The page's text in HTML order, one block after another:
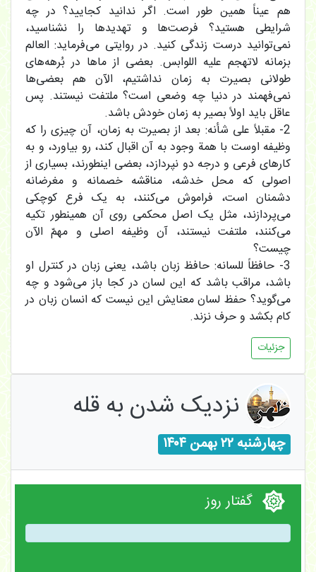
هم عیناً همین طور است. اگر ندانید کجایید؟ در چه
شرایطی هستید؟ فرصت‌ها و تهدید‌ها را نشناسید،
نمی‌توانید درست زندگی کنید. در روایتی می‌فرماید: العالم
بزمانه لاتهجم علیه اللوابس. بعضی از ماها در بُرهه‌های
طولانی بصیرت به زمان نداشتیم، الآن هم بعضی‌ها
نمی‌فهمند در دنیا چه وضعی است؟ ملتفت نیستند. پس
عاقل باید اولاً بصیر به زمان خودش باشد.
2- مقبلاً علی شأنه: بعد از بصیرت به زمان، آن چیزی را که
وظیفه اوست با همة وجود به آن اقبال کند، رو بیاورد، و به
کارهای فرعی و درجه دو نپردازد، بعضی اینطورند، بسیاری از
اصولی که محل خدشه، مناقشه خصمانه و مغرضانه
دشمنان است، فراموش می‌کنند، به یک فرع کوچکی
می‌پردازند، مثل یک اصل محکمی روی آن همینطور تکیه
می‌کنند، ملتفت نیستند، آن وظیفه اصلی و مهمّ الآن
چیست؟
3- حافظاً للسانه: حافظ زبان باشد، یعنی زبان در کنترل او
باشد، مراقب باشد که این لسان در کجا باز می‌شود و چه
می‌گوید؟ حفظ لسان معنایش این نیست که انسان زبان در
کام بکشد و حرف نزند.
جزئیات
نزدیک شدن به قله
چهارشنبه ۲۲ بهمن ۱۴۰۴
گفتار روز